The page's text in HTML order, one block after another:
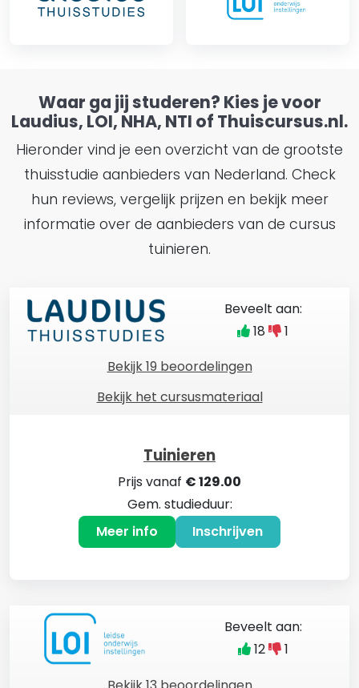
Waar ga jij studeren? Kies je voor
Laudius, LOI, NHA, NTI of Thuiscursus.nl.
Hieronder vind je een overzicht van de grootste
thuisstudie aanbieders van Nederland. Check
hun reviews, vergelijk prijzen en bekijk meer
informatie over de aanbieders van de cursus
tuinieren.
Bekijk 19 beoordelingen
Beveelt aan:
18
1
Bekijk het cursusmateriaal
Tuinieren
Prijs vanaf € 129.00
Gem. studieduur:
Meer info
Inschrijven
Beveelt aan:
12
1